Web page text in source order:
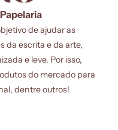
de ajudar as
da escrita e da arte,
e leve. Por isso,
do mercado para
dentre outros!